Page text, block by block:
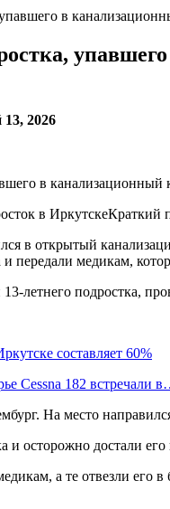
в
2026
в ИркутскеКраткий
в открытый
передали медикам,
летнего подростка,
составляет 60%
Cessna 182 встречали
На место
и осторожно достали
а те отвезли его в